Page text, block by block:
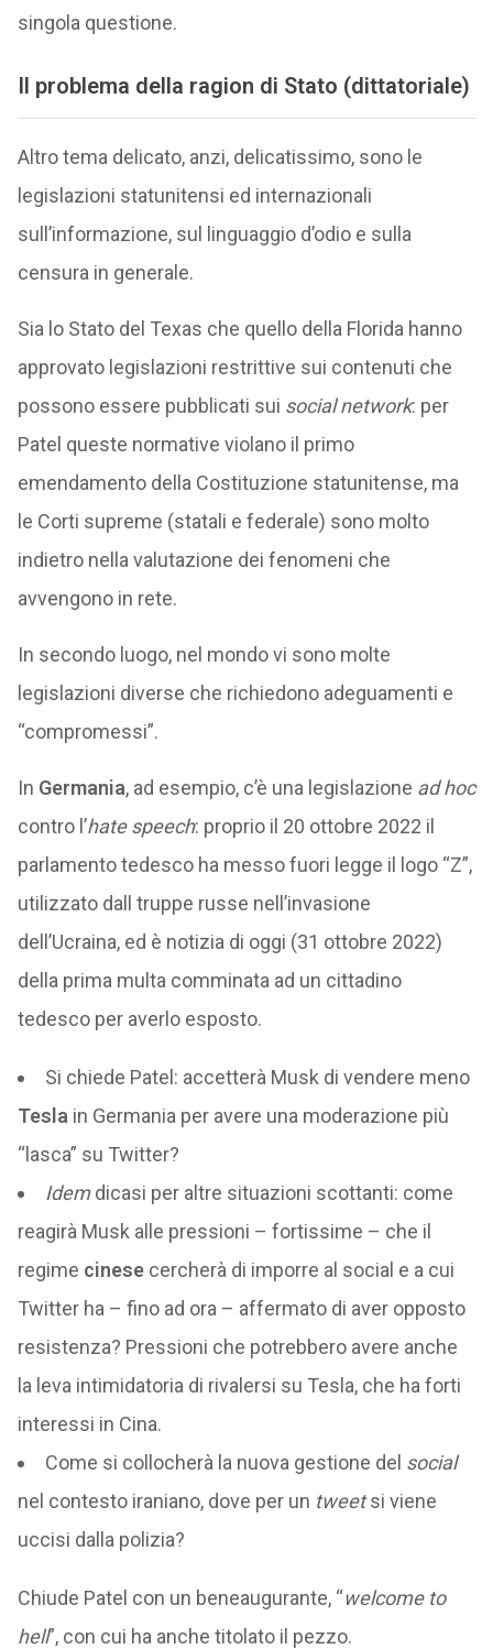
singola questione.
Il problema della ragion di Stato (dittatoriale)
Altro tema delicato, anzi, delicatissimo, sono le
legislazioni statunitensi ed internazionali
sull’informazione, sul linguaggio d’odio e sulla
censura in generale.
Sia lo Stato del Texas che quello della Florida hanno
approvato legislazioni restrittive sui contenuti che
possono essere pubblicati sui social network: per
Patel queste normative violano il primo
emendamento della Costituzione statunitense, ma
le Corti supreme (statali e federale) sono molto
indietro nella valutazione dei fenomeni che
avvengono in rete.
In secondo luogo, nel mondo vi sono molte
legislazioni diverse che richiedono adeguamenti e
“compromessi”.
In Germania, ad esempio, c’è una legislazione ad hoc
contro l’hate speech: proprio il 20 ottobre 2022 il
parlamento tedesco ha messo fuori legge il logo “Z”,
utilizzato dall truppe russe nell’invasione
dell’Ucraina, ed è notizia di oggi (31 ottobre 2022)
della prima multa comminata ad un cittadino
tedesco per averlo esposto.
Si chiede Patel: accetterà Musk di vendere meno
Tesla in Germania per avere una moderazione più
“lasca” su Twitter?
Idemdicasi per altre situazioni scottanti: come
reagirà Musk alle pressioni – fortissime – che il
regime cinesecercherà di imporre al social e a cui
Twitter ha – fino ad ora – affermato di aver opposto
resistenza? Pressioni che potrebbero avere anche
la leva intimidatoria di rivalersi su Tesla, che ha forti
interessi in Cina.
Come si collocherà la nuova gestione del social
nel contesto iraniano, dove per un tweetsi viene
uccisi dalla polizia?
Chiude Patel con un beneaugurante, “welcome to
hell”, con cui ha anche titolato il pezzo.